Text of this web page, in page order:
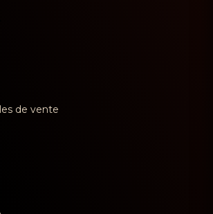
de vente